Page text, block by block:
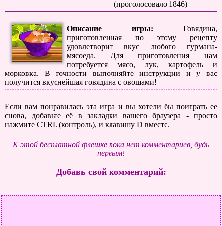
(проголосовало 1846)
Описание игры:
Говядина,
приготовленная по этому рецепту
удовлетворит вкус любого гурмана-
мясоеда. Для приготовления нам
потребуется мясо, лук, картофель и
морковка. В точности выполняйте инструкции и у вас
получится вкуснейшая говядина с овощами!
Если вам понравилась эта игра и вы хотели бы поиграть ее
снова, добавьте её в закладки вашего браузера - просто
нажмите CTRL (контроль), и клавишу D вместе.
К этой бесплатной флешке пока нет комментариев, будь
первым!
Добавь свой комментарий: